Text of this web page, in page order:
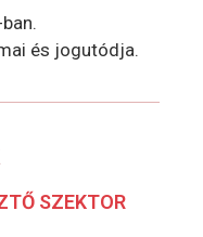
és jogutódja.
SZEKTOR